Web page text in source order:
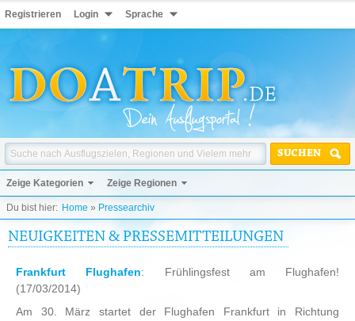
Registrieren Login Sprache
SUCHEN
Zeige Kategorien Zeige Regionen
Du bist hier: Home » Pressearchiv
NEUIGKEITEN & PRESSEMITTEILUNGEN
Frankfurt Flughafen: Frühlingsfest am Flughafen!
(17/03/2014)
Am 30. März startet der Flughafen Frankfurt in Richtung